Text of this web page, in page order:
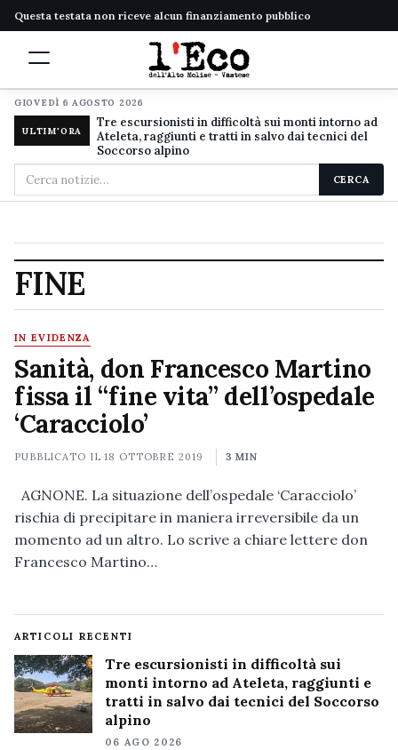
Questa testata non riceve alcun finanziamento pubblico
GIOVEDÌ 6 AGOSTO 2026
ULTIM'ORA
Tre escursionisti in difficoltà sui monti intorno ad
Ateleta, raggiunti e tratti in salvo dai tecnici del
Soccorso alpino
Cerca
nel
CERCA
FINE
IN EVIDENZA
Sanità, don Francesco Martino
fissa il “fine vita” dell’ospedale
‘Caracciolo’
PUBBLICATO IL18 OTTOBRE 2019 3 MIN
AGNONE. La situazione dell’ospedale ‘Caracciolo’
rischia di precipitare in maniera irreversibile da un
momento ad un altro. Lo scrive a chiare lettere don
Francesco Martino…
ARTICOLI RECENTI
Tre escursionisti in difficoltà sui
monti intorno ad Ateleta, raggiunti e
tratti in salvo dai tecnici del Soccorso
alpino
06 AGO 2026